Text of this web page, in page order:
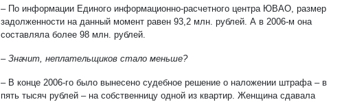
– По информации Единого информационно-расчетного центра ЮВАО, размер
задолженности на данный момент равен 93,2 млн. рублей. А в 2006-м она
составляла более 98 млн. рублей.
– Значит, неплательщиков стало меньше?
– В конце 2006-го было вынесено судебное решение о наложении штрафа – в
пять тысяч рублей – на собственницу одной из квартир. Женщина сдавала